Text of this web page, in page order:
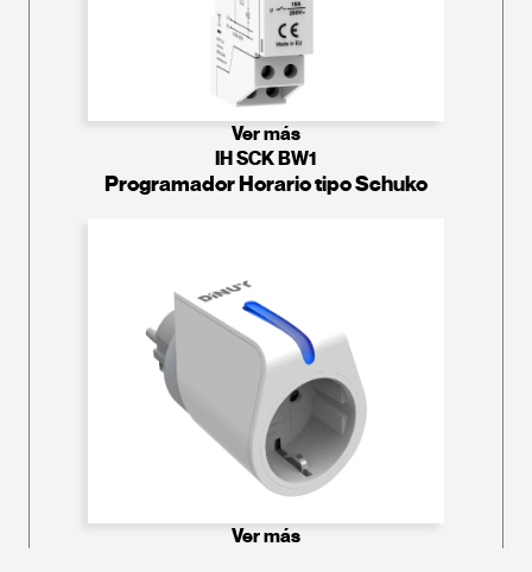
Ver más
IH SCK BW1
Programador Horario tipo Schuko
Ver más